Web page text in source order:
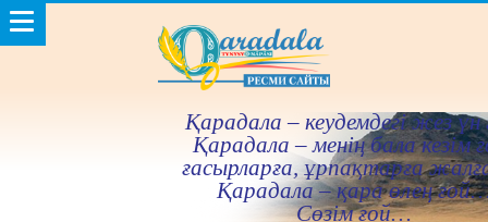
Қарадала – кеудемдегi жез үн
Қарадала – менiң бала кезiм
ғасырларға, ұрпақтарға
Қарадала – қара өлең
Сөзiм ғой…